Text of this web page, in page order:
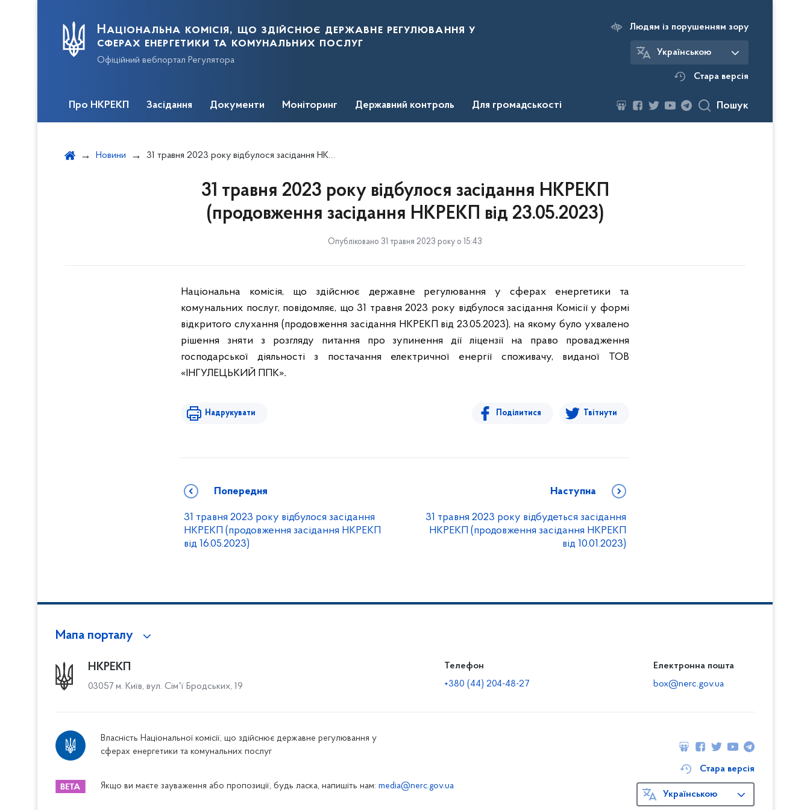
Національна комісія, що здійснює державне регулювання у
сферах енергетики та комунальних послуг
Офіційний вебпортал Регулятора
Людям із порушенням зору
Українською
Стара версія
Про НКРЕКП Засідання Документи Моніторинг Державний контроль Для громадськості Пошук
Новини 31 травня 2023 року відбулося засідання НКРЕКП (продовження засідання НКРЕКП від 23.05.2023)
31 травня 2023 року відбулося засідання НКРЕКП
(продовження засідання НКРЕКП від 23.05.2023)
Опубліковано 31 травня 2023 року о 15:43
Національна комісія, що здійснює державне регулювання у сферах енергетики та
комунальних послуг, повідомляє, що 31 травня 2023 року відбулося засідання Комісії у формі
відкритого слухання (продовження засідання НКРЕКП від 23.05.2023), на якому було ухвалено
рішення зняти з розгляду питання про зупинення дії ліцензії на право провадження
господарської діяльності з постачання електричної енергії споживачу, виданої ТОВ
«ІНГУЛЕЦЬКИЙ ППК».
Надрукувати Поділитися Твітнути
Попередня
31 травня 2023 року відбулося засідання
НКРЕКП (продовження засідання НКРЕКП
від 16.05.2023)
Наступна
31 травня 2023 року відбудеться засідання
НКРЕКП (продовження засідання НКРЕКП
від 10.01.2023)
Мапа порталу
НКРЕКП
03057 м. Київ, вул. Сімʼї Бродських, 19
Телефон
+380 (44) 204-48-27
Електронна пошта
box@nerc.gov.ua
Власність Національної комісії, що здійснює державне регулювання у
сферах енергетики та комунальних послуг
Стара версія
Українською
Якщо ви маєте зауваження або пропозиції, будь ласка, напишіть нам: media@nerc.gov.ua